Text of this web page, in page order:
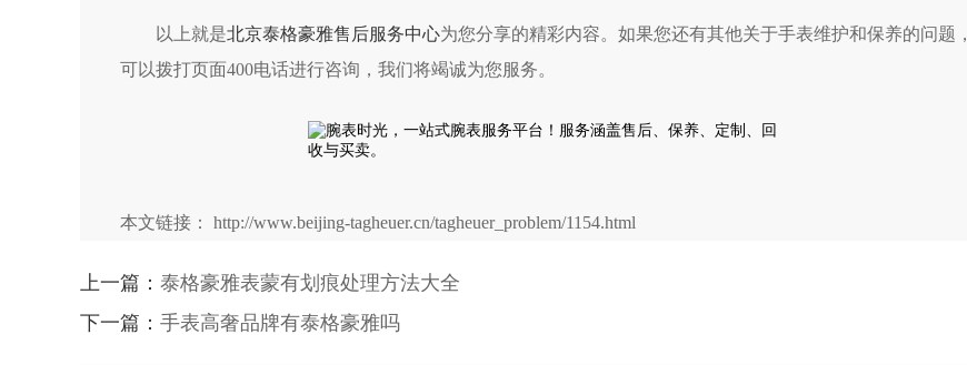
以上就是北京泰格豪雅售后服务中心为您分享的精彩内容。如果您还有其他关于手表维护和保养的问题，
可以拨打页面400电话进行咨询，我们将竭诚为您服务。
本文链接： http://www.beijing-tagheuer.cn/tagheuer_problem/1154.html
上一篇： 泰格豪雅表蒙有划痕处理方法大全
下一篇： 手表高奢品牌有泰格豪雅吗